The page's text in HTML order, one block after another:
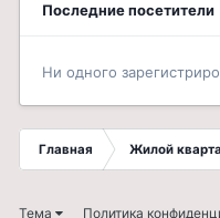
Последние посетители
Ни одного
Главная Жилой
Тема Политика